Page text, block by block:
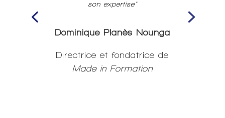
son expertise"
DominiquePlanès Nounga
Directrice et fondatrice de
Made in Formation